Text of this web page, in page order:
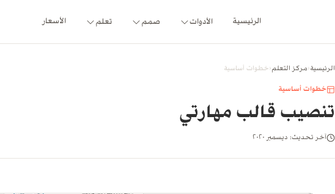
الرئيسية الأدوات صمم تعلم الأسعار
الرئيسية‹مركز التعلم‹خطوات أساسية
خطوات أساسية
تنصيب قالب مهارتي
آخر تحديث: ديسمبر ٢٠٢٠